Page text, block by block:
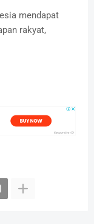
mendapat
rakyat,